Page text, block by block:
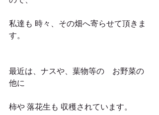
私達も 時々、その畑へ寄らせて頂きま
す。
最近は、ナスや、葉物等の　お野菜の
他に
柿や 落花生も 収穫されています。